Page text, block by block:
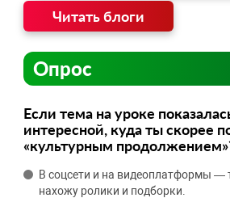
Читать блоги
Опрос
Если тема на уроке
интересной, куда ты скорее
«культурным
В соцсети и на видеоплатформы —
нахожу ролики и подборки.